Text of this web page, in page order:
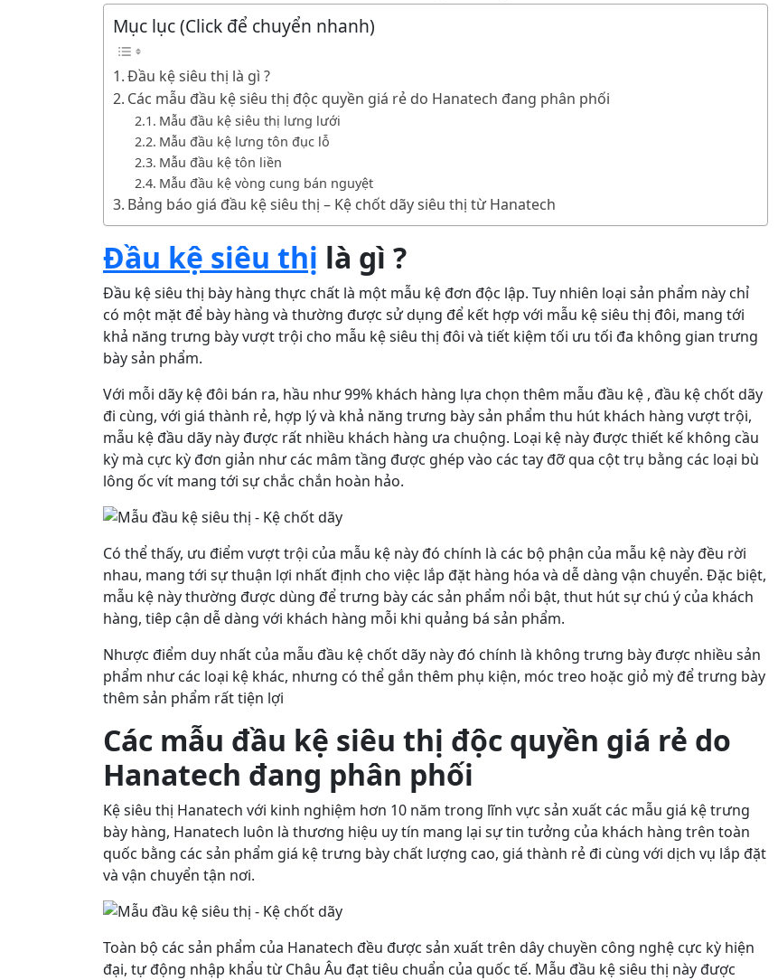
Mục lục (Click để chuyển nhanh)
Đầu kệ siêu thị là gì ?
Các mẫu đầu kệ siêu thị độc quyền giá rẻ do Hanatech đang phân phối
Mẫu đầu kệ siêu thị lưng lưới
Mẫu đầu kệ lưng tôn đục lỗ
Mẫu đầu kệ tôn liền
Mẫu đầu kệ vòng cung bán nguyệt
Bảng báo giá đầu kệ siêu thị – Kệ chốt dãy siêu thị từ Hanatech
Đầu kệ siêu thị là gì ?
Đầu kệ siêu thị bày hàng thực chất là một mẫu kệ đơn độc lập. Tuy nhiên loại sản phẩm này chỉ
có một mặt để bày hàng và thường được sử dụng để kết hợp với mẫu kệ siêu thị đôi, mang tới
khả năng trưng bày vượt trội cho mẫu kệ siêu thị đôi và tiết kiệm tối ưu tối đa không gian trưng
bày sản phẩm.
Với mỗi dãy kệ đôi bán ra, hầu như 99% khách hàng lựa chọn thêm mẫu đầu kệ , đầu kệ chốt dãy
đi cùng, với giá thành rẻ, hợp lý và khả năng trưng bày sản phẩm thu hút khách hàng vượt trội,
mẫu kệ đầu dãy này được rất nhiều khách hàng ưa chuộng. Loại kệ này được thiết kế không cầu
kỳ mà cực kỳ đơn giản như các mâm tầng được ghép vào các tay đỡ qua cột trụ bằng các loại bù
lông ốc vít mang tới sự chắc chắn hoàn hảo.
Có thể thấy, ưu điểm vượt trội của mẫu kệ này đó chính là các bộ phận của mẫu kệ này đều rời
nhau, mang tới sự thuận lợi nhất định cho việc lắp đặt hàng hóa và dễ dàng vận chuyển. Đặc biệt,
mẫu kệ này thường được dùng để trưng bày các sản phẩm nổi bật, thut hút sự chú ý của khách
hàng, tiêp cận dễ dàng với khách hàng mỗi khi quảng bá sản phẩm.
Nhược điểm duy nhất của mẫu đầu kệ chốt dãy này đó chính là không trưng bày được nhiều sản
phẩm như các loại kệ khác, nhưng có thể gắn thêm phụ kiện, móc treo hoặc giỏ mỳ để trưng bày
thêm sản phẩm rất tiện lợi
Các mẫu đầu kệ siêu thị độc quyền giá rẻ do
Hanatech đang phân phối
Kệ siêu thị Hanatech với kinh nghiệm hơn 10 năm trong lĩnh vực sản xuất các mẫu giá kệ trưng
bày hàng, Hanatech luôn là thương hiệu uy tín mang lại sự tin tưởng của khách hàng trên toàn
quốc bằng các sản phẩm giá kệ trưng bày chất lượng cao, giá thành rẻ đi cùng với dịch vụ lắp đặt
và vận chuyển tận nơi.
Toàn bộ các sản phẩm của Hanatech đều được sản xuất trên dây chuyền công nghệ cực kỳ hiện
đại, tự động nhập khẩu từ Châu Âu đạt tiêu chuẩn của quốc tế. Mẫu đầu kệ siêu thị này được